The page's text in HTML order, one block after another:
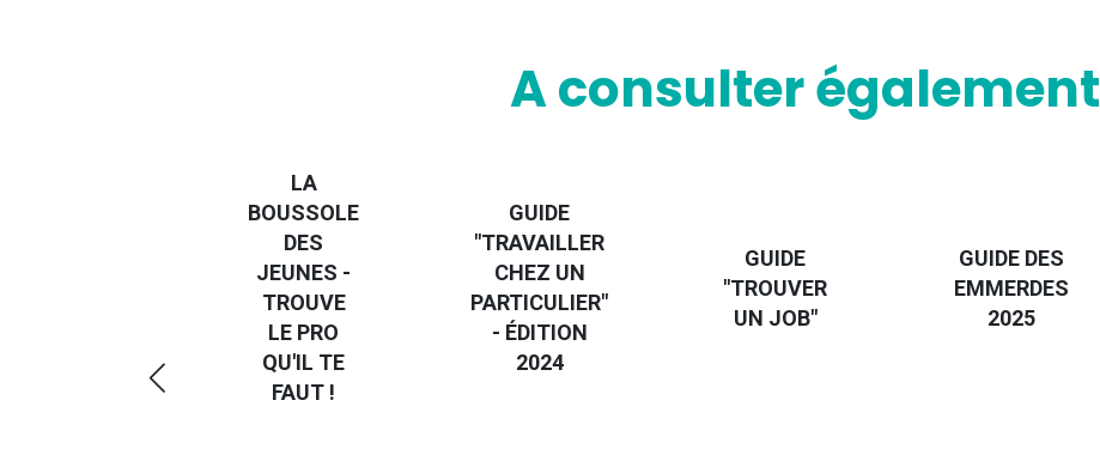
A consulter également
LA
BOUSSOLE
DES
JEUNES -
TROUVE
LE PRO
QU'IL TE
FAUT !
GUIDE
"TRAVAILLER
CHEZ UN
PARTICULIER"
- ÉDITION
2024
GUIDE
"TROUVER
UN JOB"
GUIDE DES
EMMERDES
2025